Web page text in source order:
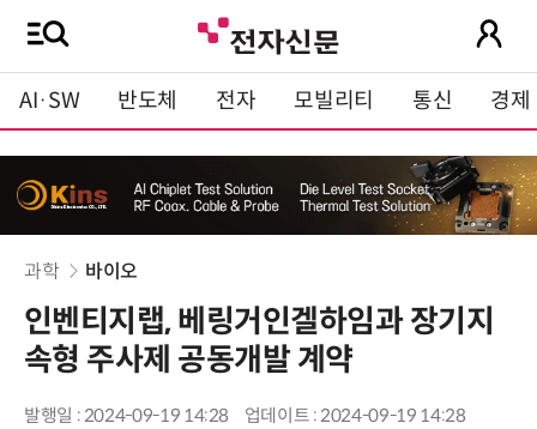
AI·SW 반도체 전자 모빌리티 통신 경제
과학 바이오
인벤티지랩, 베링거인겔하임과 장기지
속형 주사제 공동개발 계약
발행일 : 2024-09-19 14:28 업데이트 : 2024-09-19 14:28